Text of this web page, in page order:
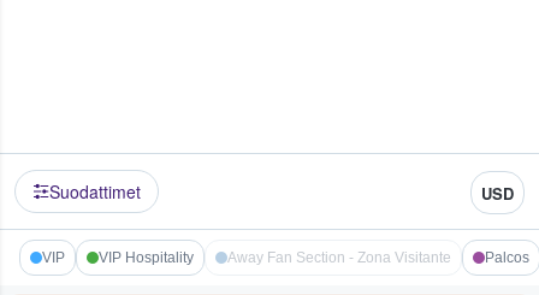
Suodattimet USD
VIP VIP Hospitality Away Fan Section - Zona Visitante Palcos